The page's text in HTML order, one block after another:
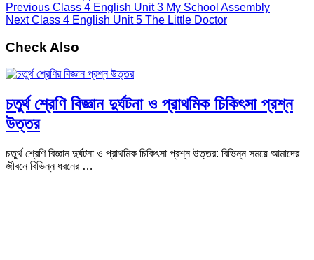
Previous Class 4 English Unit 3 My School Assembly
NextClass 4 English Unit 5 The Little Doctor
Check Also
চতুর্থ শ্রেণি বিজ্ঞান দুর্ঘটনা ও প্রাথমিক চিকিৎসা প্রশ্ন
উত্তর
চতুর্থ শ্রেণি বিজ্ঞান দুর্ঘটনা ও প্রাথমিক চিকিৎসা প্রশ্ন উত্তর: বিভিন্ন সময়ে আমাদের
জীবনে বিভিন্ন ধরনের …